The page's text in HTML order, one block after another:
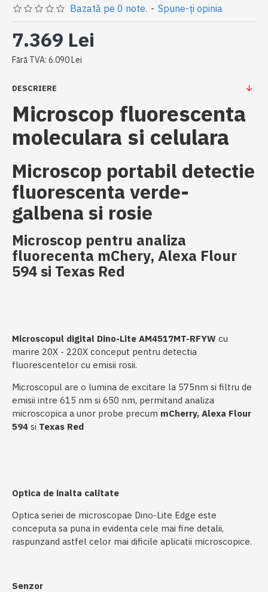
Bazată pe 0 note. - Spune-ţi opinia
7.369 Lei
Fără TVA: 6.090 Lei
DESCRIERE
Microscop fluorescenta
moleculara si celulara
Microscop portabil detectie
fluorescenta verde-
galbena si rosie
Microscop pentru analiza
fluorecenta mChery, Alexa Flour
594 si Texas Red
Microscopul digital Dino-Lite AM4517MT-RFYW cu
marire 20X - 220X conceput pentru detectia
fluorescentelor cu emisii rosii.
Microscopul are o lumina de excitare la 575nm si filtru de
emisii intre 615 nm si 650 nm, permitand analiza
microscopica a unor probe precum mCherry, Alexa Flour
594 si Texas Red
Optica de inalta calitate
Optica seriei de microscopae Dino-Lite Edge este
conceputa sa puna in evidenta cele mai fine detalii,
raspunzand astfel celor mai dificile aplicatii microscopice.
Senzor